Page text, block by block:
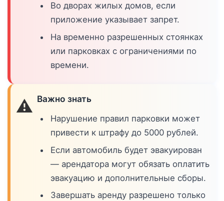
Во дворах жилых домов, если
приложение указывает запрет.
На временно разрешенных стоянках
или парковках с ограничениями по
времени.
⚠️ Важно знать
Нарушение правил парковки может
привести к штрафу до 5000 рублей.
Если автомобиль будет эвакуирован
— арендатора могут обязать оплатить
эвакуацию и дополнительные сборы.
Завершать аренду разрешено только